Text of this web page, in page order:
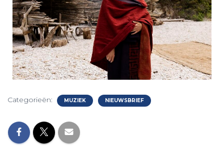
Categorieën: MUZIEK NIEUWSBRIEF